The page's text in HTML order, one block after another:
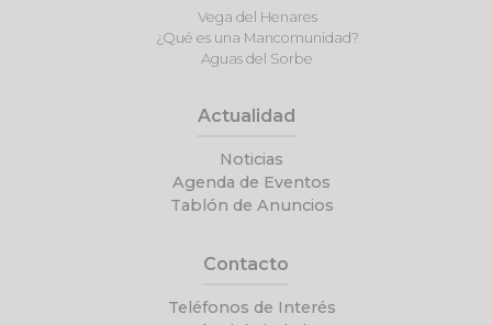
Vega del Henares
¿Qué es una Mancomunidad?
Aguas del Sorbe
Actualidad
Noticias
Agenda de Eventos
Tablón de Anuncios
Contacto
Teléfonos de Interés